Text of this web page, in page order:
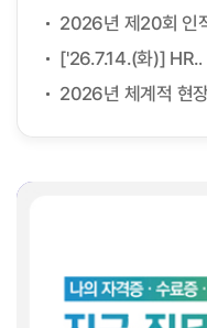
2026년 제20회 인
['26.7.14.(화)] HR..
2026년 체계적 현